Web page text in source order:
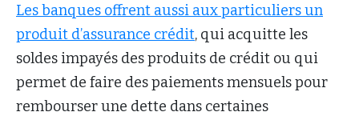
Les banques offrent aussi aux particuliers un
produit d’assurance crédit, qui acquitte les
soldes impayés des produits de crédit ou qui
permet de faire des paiements mensuels pour
rembourser une dette dans certaines